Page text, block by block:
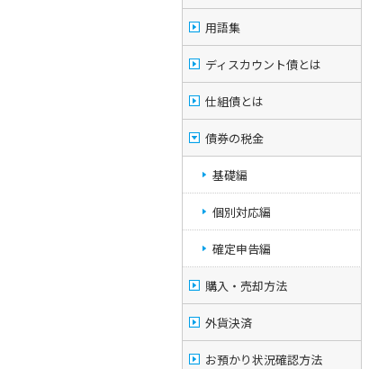
用語集
ディスカウント債とは
仕組債とは
債券の税金
基礎編
個別対応編
確定申告編
購入・売却方法
外貨決済
お預かり状況確認方法